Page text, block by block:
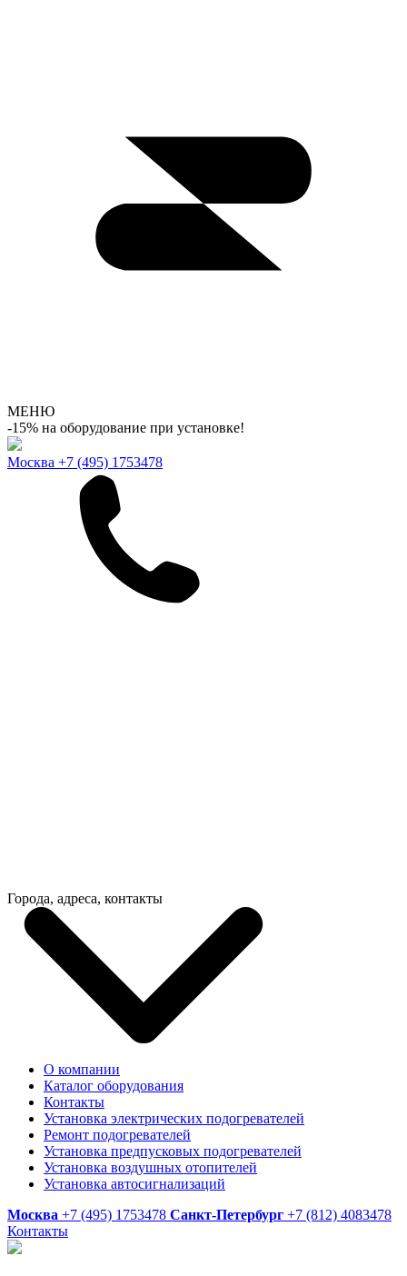
МЕНЮ
-15% на оборудование при установке!
Москва +7 (495) 1753478
Города, адреса, контакты
О компании
Каталог оборудования
Контакты
Установка электрических подогревателей
Ремонт подогревателей
Установка предпусковых подогревателей
Установка воздушных отопителей
Установка автосигнализаций
Москва +7 (495) 1753478 Санкт-Петербург +7 (812) 4083478
Контакты